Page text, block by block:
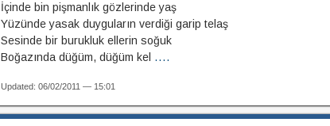
İçinde bin pişmanlık gözlerinde yaş
Yüzünde yasak duyguların verdiği garip telaş
Sesinde bir burukluk ellerin soğuk
Boğazında düğüm, düğüm kel ....
Updated: 06/02/2011 — 15:01